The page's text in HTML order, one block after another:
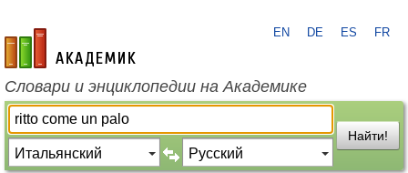
academic.ru
EN DE ES FR
Словари и энциклопедии на Академике
Найти!